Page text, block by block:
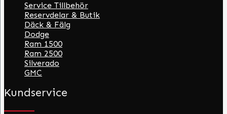
Service Tillbehör
Reservdelar & Butik
Däck & Fälg
Dodge
Ram 1500
Ram 2500
Silverado
GMC
Kundservice